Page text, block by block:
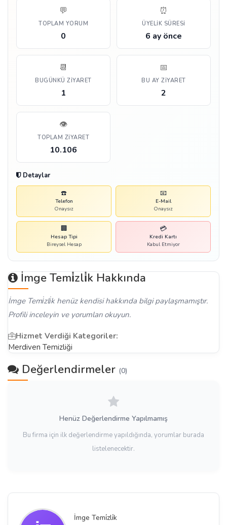
İmge Temi̇zli̇k
💬
TOPLAM YORUM
0
⏰
ÜYELIK SÜRESI
6 ay önce
📆
BUGÜNKÜ ZIYARET
1
📅
BU AY ZIYARET
2
👁️
TOPLAM ZIYARET
10.106
Detaylar
☎️
Telefon
Onaysız
📧
E-Mail
Onaysız
🏢
Hesap Tipi
Bireysel Hesap
💳
Kredi Kartı
Kabul Etmiyor
İmge Temi̇zli̇k Hakkında
İmge Temi̇zli̇k henüz kendisi hakkında bilgi paylaşmamıştır.
Profili inceleyin ve yorumları okuyun.
Hizmet Verdiği Kategoriler:
Merdiven Temizliği
Değerlendirmeler (0)
Henüz Değerlendirme Yapılmamış
Bu firma için ilk değerlendirme yapıldığında, yorumlar burada
listelenecektir.